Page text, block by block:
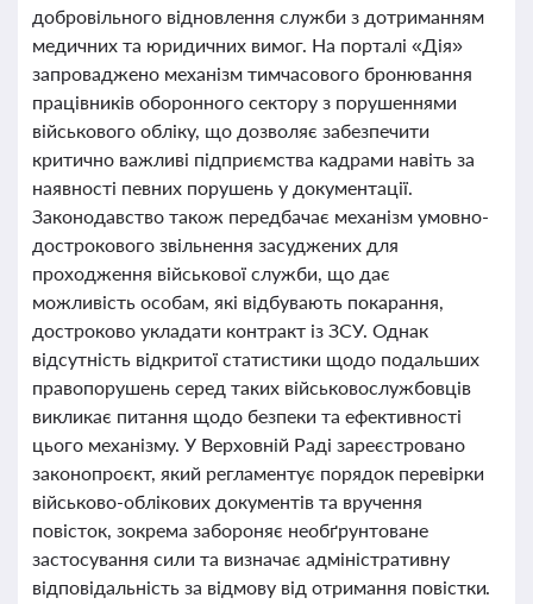
добровільного відновлення служби з дотриманням
медичних та юридичних вимог. На порталі «Дія»
запроваджено механізм тимчасового бронювання
працівників оборонного сектору з порушеннями
військового обліку, що дозволяє забезпечити
критично важливі підприємства кадрами навіть за
наявності певних порушень у документації.
Законодавство також передбачає механізм умовно-
дострокового звільнення засуджених для
проходження військової служби, що дає
можливість особам, які відбувають покарання,
достроково укладати контракт із ЗСУ. Однак
відсутність відкритої статистики щодо подальших
правопорушень серед таких військовослужбовців
викликає питання щодо безпеки та ефективності
цього механізму. У Верховній Раді зареєстровано
законопроєкт, який регламентує порядок перевірки
військово-облікових документів та вручення
повісток, зокрема забороняє необґрунтоване
застосування сили та визначає адміністративну
відповідальність за відмову від отримання повістки.